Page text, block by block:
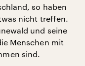
so haben
nicht treffen.
und seine
Menschen mit
sind.